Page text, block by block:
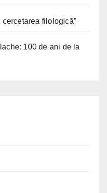
filologică”
100 de ani de la